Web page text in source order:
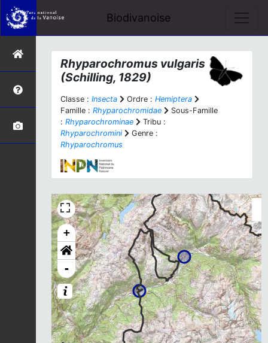
Biodivanoise
Rhyparochromus vulgaris
(Schilling, 1829)
Classe : Insecta Ordre : Hemiptera
Famille : Rhyparochromidae
Sous-Famille
: Rhyparochrominae
Tribu :
Rhyparochromini
Genre :
Rhyparochromus
+
-